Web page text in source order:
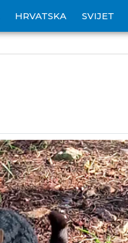
HRVATSKA SVIJET